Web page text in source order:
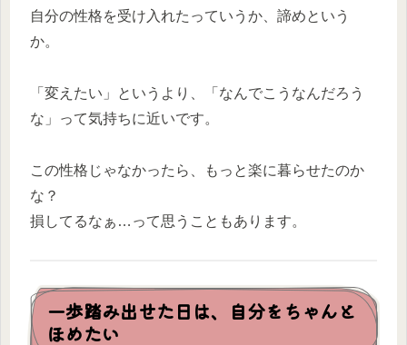
自分の性格を受け入れたっていうか、諦めという
か。
「変えたい」というより、「なんでこうなんだろう
な」って気持ちに近いです。
この性格じゃなかったら、もっと楽に暮らせたのか
な？
損してるなぁ…って思うこともあります。
一歩踏み出せた日は、自分をちゃんと
ほめたい